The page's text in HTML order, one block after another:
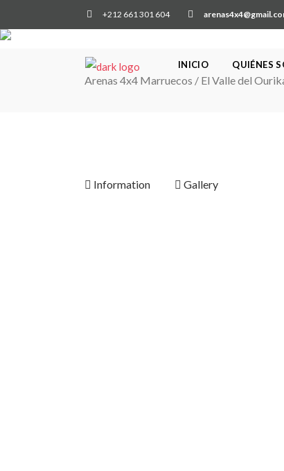
+212 661 301 604
INICIO QUIÉNES
Arenas 4x4 Marruecos / El Valle del
Information Gallery